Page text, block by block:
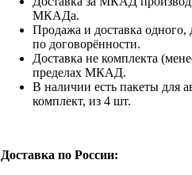
МКАДа.
Продажа и доставка одного,
по договорённости.
Доставка не комплекта
пределах МКАД.
В наличии есть пакеты для
комплект, из 4 шт.
Доставка по России: